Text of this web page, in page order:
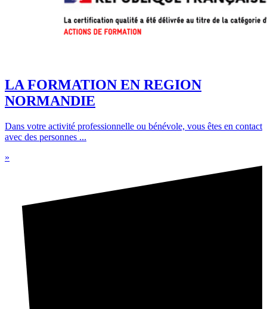
LA FORMATION EN REGION
NORMANDIE
Dans votre activité professionnelle ou bénévole, vous êtes en contact
avec des personnes ...
»